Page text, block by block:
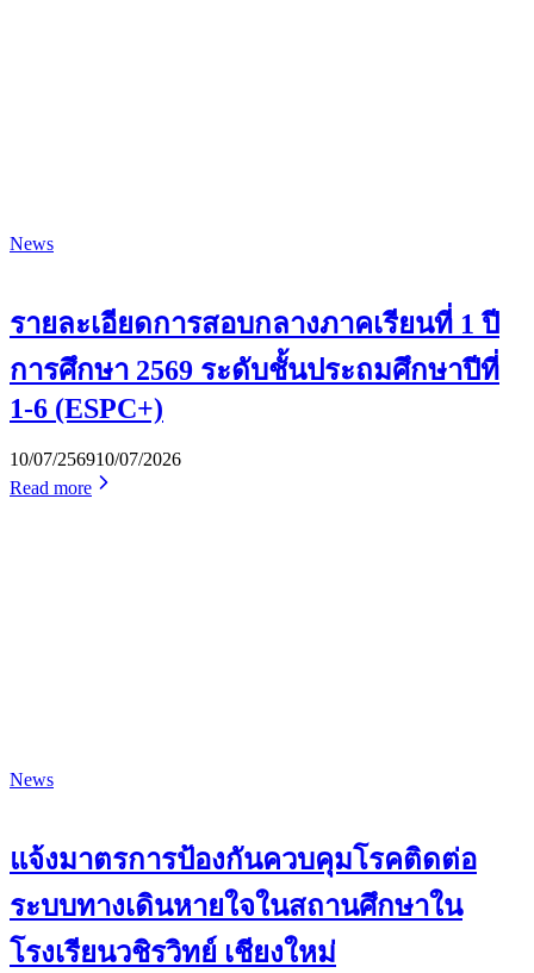
News
รายละเอียดการสอบกลางภาคเรียนที่ 1 ปี
การศึกษา 2569 ระดับชั้นประถมศึกษาปีที่
1-6 (ESPC+)
10/07/256910/07/2026
Read more
News
แจ้งมาตรการป้องกันควบคุมโรคติดต่อ
ระบบทางเดินหายใจในสถานศึกษาใน
โรงเรียนวชิรวิทย์ เชียงใหม่